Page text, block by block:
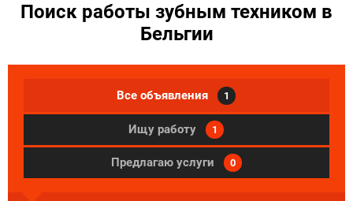
Поиск работы зубным техником в
Бельгии
Все объявления 1
Ищу работу 1
Предлагаю услуги 0